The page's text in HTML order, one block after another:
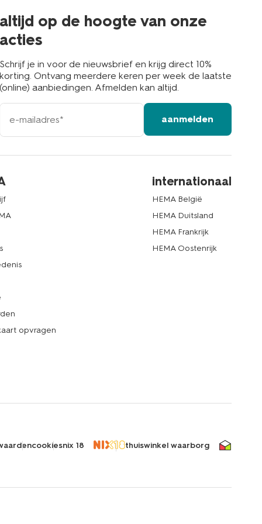
altijd op de hoogte van onze
acties
Schrijf je in voor de nieuwsbrief en krijg direct 10%
korting. Ontvang meerdere keren per week de laatste
(online) aanbiedingen. Afmelden kan altijd.
e-
mailadres
aanmelden
opvragen
internationaal
HEMA België
HEMA Duitsland
HEMA Frankrijk
HEMA Oostenrijk
cookiesnix 18 thuiswinkel waarborg